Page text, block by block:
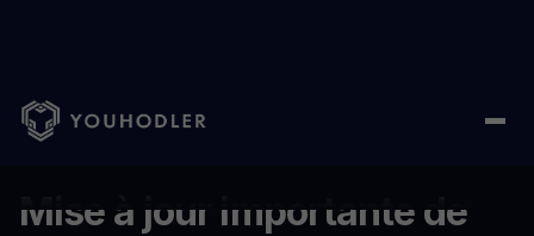
Home Blog/ Mise à jour importante de BNB : Changements à
Mise à jour importante de